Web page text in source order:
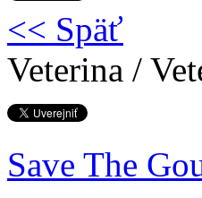
<< Späť
Veterina /
Save The